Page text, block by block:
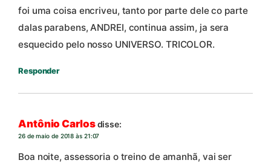
foi uma coisa encriveu, tanto por parte dele co parte
dalas parabens, ANDREI, continua assim, ja sera
esquecido pelo nosso UNIVERSO. TRICOLOR.
Responder
Antônio Carlosdisse:
26 de maio de 2018 às 21:07
Boa noite, assessoria o treino de amanhã, vai ser